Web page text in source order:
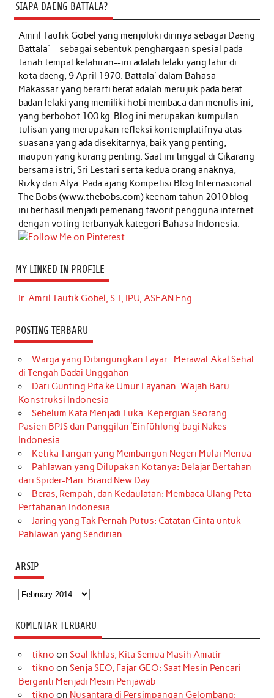
SIAPA DAENG BATTALA?
Amril Taufik Gobelyang menjuluki dirinya sebagai Daeng
Battala'-- sebagai sebentuk penghargaan spesial pada
tanah tempat kelahiran--ini adalah lelaki yang lahir di
kota daeng, 9 April 1970. Battala' dalam Bahasa
Makassar yang berarti berat adalah merujuk pada berat
badan lelaki yang memiliki hobi membaca dan menulis ini,
yang berbobot 100 kg. Blog ini merupakan kumpulan
tulisan yang merupakan refleksi kontemplatifnya atas
suasana yang ada disekitarnya, baik yang penting,
maupun yang kurang penting. Saat ini tinggal di Cikarang
bersama istri, Sri Lestari serta kedua orang anaknya,
Rizky dan Alya. Pada ajang Kompetisi Blog Internasional
The Bobs (www.thebobs.com) keenam tahun 2010 blog
ini berhasil menjadi pemenang favorit pengguna internet
dengan voting terbanyak kategori Bahasa Indonesia.
MY LINKED IN PROFILE
Ir. Amril Taufik Gobel, S.T, IPU, ASEAN Eng.
POSTING TERBARU
Warga yang Dibingungkan Layar : Merawat Akal Sehat
di Tengah Badai Unggahan
Dari Gunting Pita ke Umur Layanan: Wajah Baru
Konstruksi Indonesia
Sebelum Kata Menjadi Luka: Kepergian Seorang
Pasien BPJS dan Panggilan ‘Einfühlung’ bagi Nakes
Indonesia
Ketika Tangan yang Membangun Negeri Mulai Menua
Pahlawan yang Dilupakan Kotanya: Belajar Bertahan
dari Spider-Man: Brand New Day
Beras, Rempah, dan Kedaulatan: Membaca Ulang Peta
Pertahanan Indonesia
Jaring yang Tak Pernah Putus: Catatan Cinta untuk
Pahlawan yang Sendirian
ARSIP
Arsip
KOMENTAR TERBARU
tikno on Soal Ikhlas, Kita Semua Masih Amatir
tikno on Senja SEO, Fajar GEO: Saat Mesin Pencari
Berganti Menjadi Mesin Penjawab
tikno on Nusantara di Persimpangan Gelombang: